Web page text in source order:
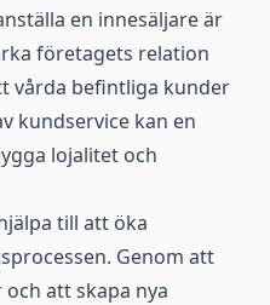
en innesäljare är
företagets relation
vårda befintliga kunder
kundservice kan en
lojalitet och
till att öka
Genom att
att skapa nya